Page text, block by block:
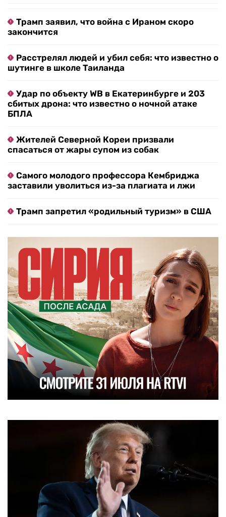
Трамп заявил, что война с Ираном скоро
закончится
Расстрелял людей и убил себя: что известно о
шутинге в школе Таиланда
Удар по объекту WB в Екатеринбурге и 203
сбитых дрона: что известно о ночной атаке
БПЛА
Жителей Северной Кореи призвали
спасаться от жары супом из собак
Самого молодого профессора Кембриджа
заставили уволиться из-за плагиата и лжи
Трамп запретил «родильный туризм» в США